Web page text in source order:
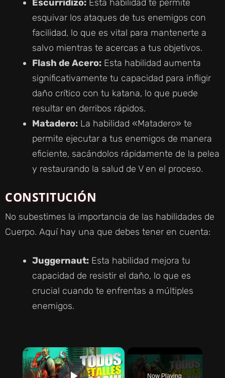
Escurridizo: Esta habilidad te permite
esquivar los ataques de tus enemigos con
facilidad, lo que es vital para mantenerte a
salvo mientras te acercas a tus objetivos.
Flash de Acero: Esta habilidad aumenta
significativamente tu capacidad para infligir
daño crítico con tu katana, lo que puede
resultar en derribos rápidos.
Matadero: La habilidad «Matadero» te
permite ejecutar a tus enemigos de manera
eficiente, sacándolos rápidamente de la pelea
y restaurando la salud de V en el proceso.
CONSTITUCIÓN
No subestimes la importancia de las habilidades de
Cuerpo. Aquí hay una que debes tener en cuenta:
Juggernaut: Esta habilidad mejora tu
capacidad de resistir el daño, lo que es
crucial cuando te enfrentas a múltiples
enemigos.
×
Now Playing